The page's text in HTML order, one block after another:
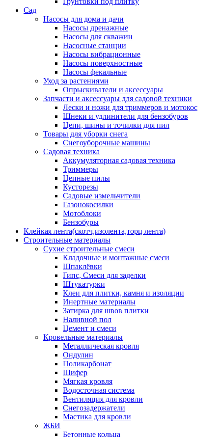
Сад
Насосы для дома и дачи
Насосы дренажные
Насосы для скважин
Насосные станции
Насосы вибрационные
Насосы поверхностные
Насосы фекальные
Уход за растениями
Опрыскиватели и аксессуары
Запчасти и аксессуары для садовой техники
Лески и ножи для триммеров и мотокос
Шнеки и удлинители для бензобуров
Цепи, шины и точилки для пил
Товары для уборки снега
Снегоуборочные машины
Садовая техника
Аккумуляторная садовая техника
Триммеры
Цепные пилы
Кусторезы
Садовые измельчители
Газонокосилки
Мотоблоки
Бензобуры
Клейкая лента(скотч,изолента,торц лента)
Строительные материалы
Сухие строительные смеси
Кладочные и монтажные смеси
Шпаклёвки
Гипс, Смеси для заделки
Штукатурки
Клеи для плитки, камня и изоляции
Инертные материалы
Затирка для швов плитки
Наливной пол
Цемент и смеси
Кровельные материалы
Металлическая кровля
Ондулин
Поликарбонат
Шифер
Мягкая кровля
Водосточная система
Вентиляция для кровли
Снегозадержатели
Мастика для кровли
ЖБИ
Бетонные кольца